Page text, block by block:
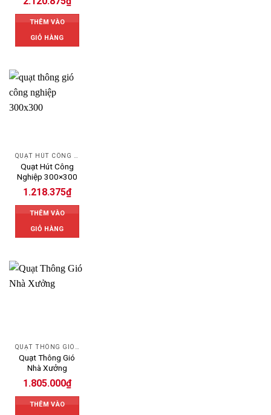
THÊM VÀO
GIỎ HÀNG
Quạt Hút Công
Nghiệp 300×300
1.218.375₫
THÊM VÀO
GIỎ HÀNG
QUẠT THÔNG GIÓ CÔNG NGHIỆP
Quạt Thông Gió
Nhà Xưởng
1.805.000₫
THÊM VÀO